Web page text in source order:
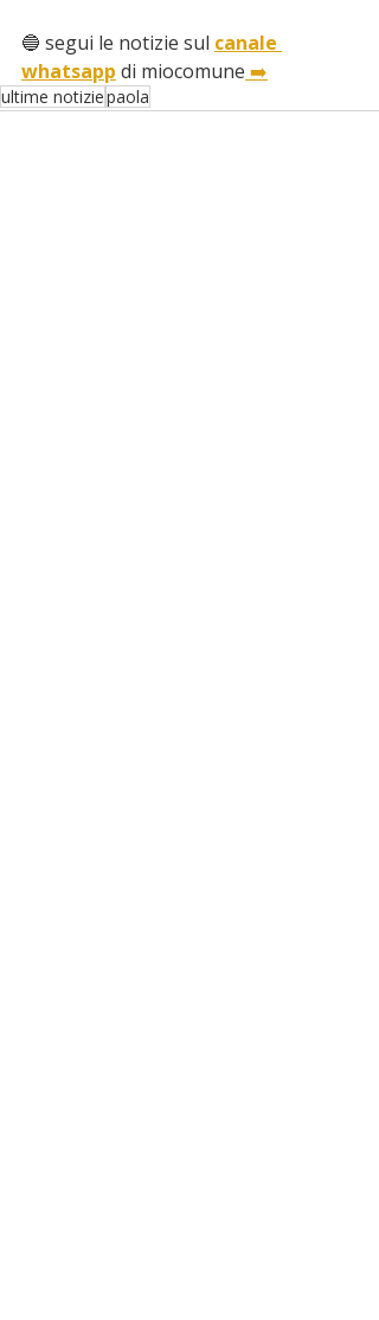
🔵 segui le notizie sul canale
whatsapp di miocomune ➡️
ultime notiziepaola